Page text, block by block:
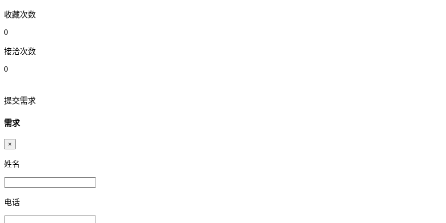
收藏次数
0
接洽次数
0
提交需求
需求
×
姓名
电话